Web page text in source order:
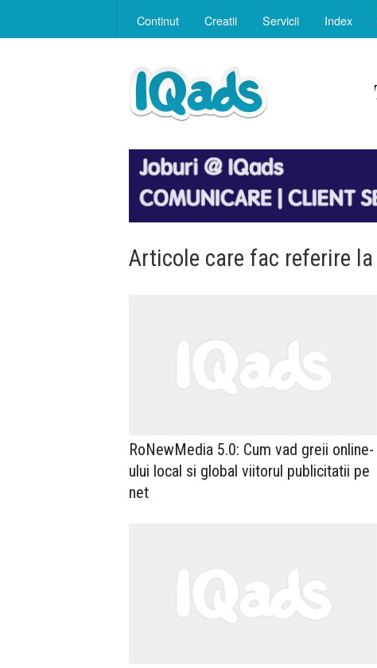
Continut Creatii Servicii Index
Articole care fac referire la
RoNewMedia 5.0: Cum vad greii online-
ului local si global viitorul publicitatii pe
net